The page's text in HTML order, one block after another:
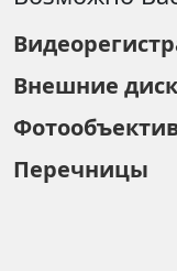
Внешние
Перечницы